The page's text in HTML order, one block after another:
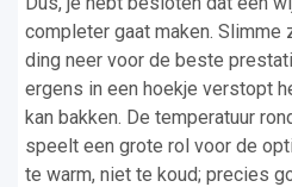
completer gaat maken. Slimme
ding neer voor de beste
ergens in een hoekje verstopt
kan bakken. De temperatuur
speelt een grote rol voor de
te warm, niet te koud; precies